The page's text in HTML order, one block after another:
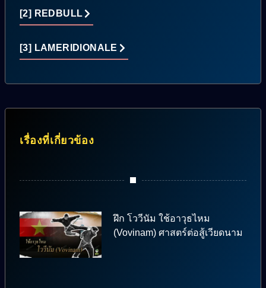
[2] REDBULL
[3] LAMERIDIONALE
เรื่องที่เกี่ยวข้อง
ฝึก โววีนัม ใช้อาวุธไหม
(Vovinam) ศาสตร์ต่อสู้เวียดนาม